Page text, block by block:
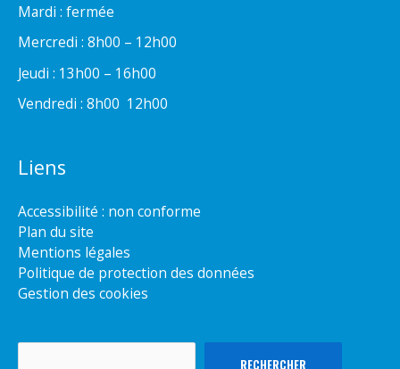
Mardi : fermée
Mercredi : 8h00 – 12h00
Jeudi : 13h00 – 16h00
Vendredi : 8h00  12h00
Liens
Accessibilité : non conforme
Plan du site
Mentions légales
Politique de protection des données
Gestion des cookies
RECHERCHER